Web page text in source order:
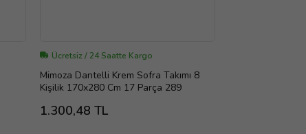
Ücretsiz / 24 Saatte Kargo
Mimoza Dantelli Krem Sofra Takımı 8
Kişilik 170x280 Cm 17 Parça 289
1.300,48 TL